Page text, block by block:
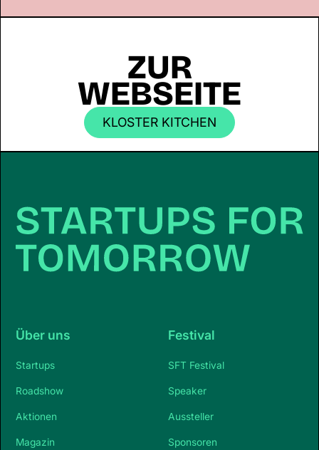
ZUR
WEBSEITE
KLOSTER KITCHEN
Über uns
Startups
Roadshow
Aktionen
Magazin
Festival
SFT Festival
Speaker
Aussteller
Sponsoren